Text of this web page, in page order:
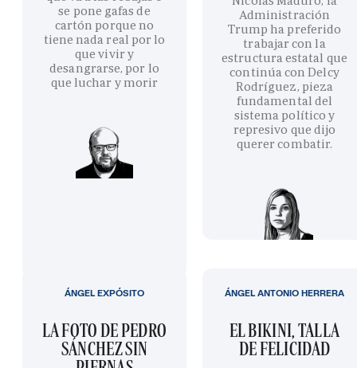
se pone gafas de
cartón porque no
tiene nada real por lo
que vivir y
desangrarse, por lo
que luchar y morir
Administración
Trump ha preferido
trabajar con la
estructura estatal que
continúa con Delcy
Rodríguez, pieza
fundamental del
sistema político y
represivo que dijo
querer combatir.
LA FOTO DE PEDRO
SÁNCHEZ SIN
ÁNGEL EXPÓSITO
EL BIKINI, TALLA
DE FELICIDAD
ÁNGEL ANTONIO HERRERA